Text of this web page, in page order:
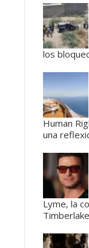
los
Human
una
Lyme, la
Timberlake